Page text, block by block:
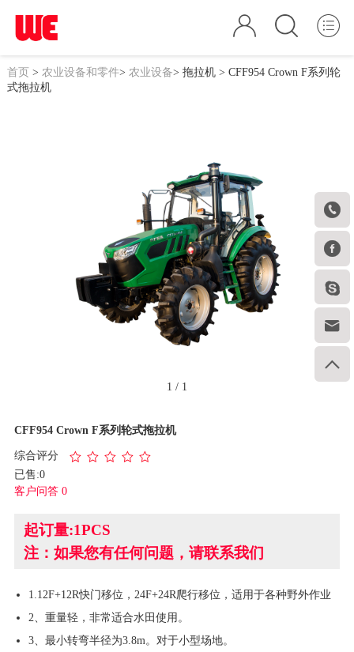





首页> 农业设备和零件> 农业设备> 拖拉机> CFF954 Crown F系列轮
式拖拉机
1 / 1
CFF954 Crown F系列轮式拖拉机
综合评分
已售:0
客户问答 0
起订量:1PCS
注：如果您有任何问题，请联系我们
1.12F+12R快门移位，24F+24R爬行移位，适用于各种野外作业
2、重量轻，非常适合水田使用。
3、最小转弯半径为3.8m。对于小型场地。